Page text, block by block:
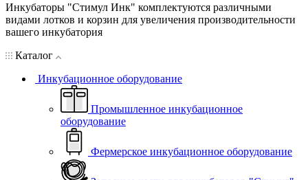
Инкубаторы "Стимул Инк" комплектуются различными
видами лотков и корзин для увеличения производительности
вашего инкубатория
Каталог
Инкубационное оборудование
Промышленное инкубационное
оборудование
Фермерское инкубационное оборудование